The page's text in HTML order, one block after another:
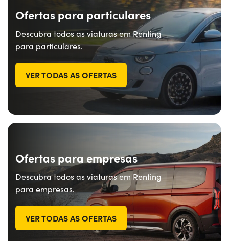
Ofertas para particulares
Descubra todos as viaturas em Renting
para particulares.
VER TODAS AS OFERTAS
Ofertas para empresas
Descubra todos as viaturas em Renting
para empresas.
VER TODAS AS OFERTAS